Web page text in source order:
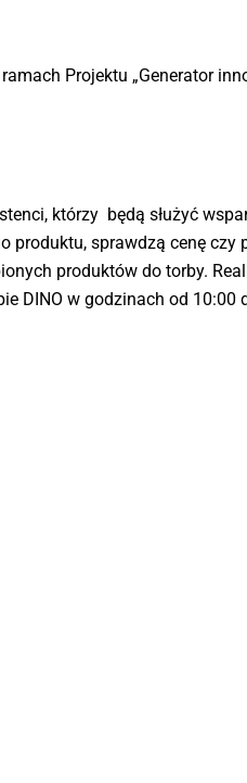
Projektu „Generator
którzy będą służyć
produktu, sprawdzą cenę czy
produktów do torby.
DINO w godzinach od 10:00